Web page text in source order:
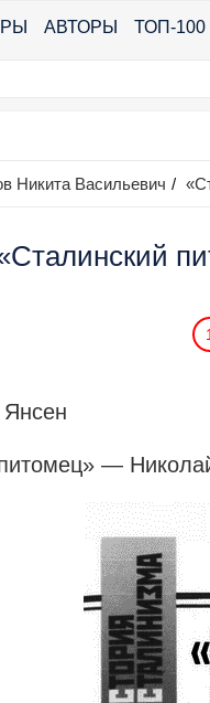
АВТОРЫ ТОП-100
Никита Васильевич /
1
—